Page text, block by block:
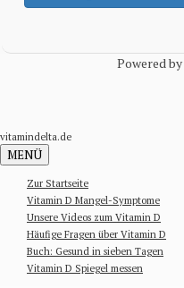
Powered by
vitamindelta.de
MENÜ
Zur Startseite
Vitamin D Mangel-Symptome
Unsere Videos zum Vitamin D
Häufige Fragen über Vitamin D
Buch: Gesund in sieben Tagen
Vitamin D Spiegel messen